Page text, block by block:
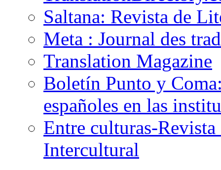
Saltana: Revista de
Meta : Journal des
Translation Magazine
Boletín Punto y
españoles en las
Entre culturas-
Intercultural